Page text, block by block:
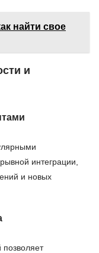
найти свое
и
интеграции,
и новых
позволяет